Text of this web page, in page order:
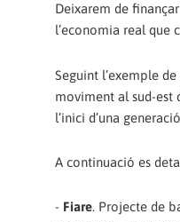
Deixarem de
l’economia real que
Seguint l’exemple
moviment al sud-est
l’inici d’una
A continuació es
- Fiare. Projecte de